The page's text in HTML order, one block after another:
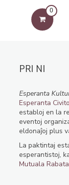
0
PRI NI
Esperanta
Esperanta Civito
establoj en la
eventoj
eldonaĵoj plus
La paktintaj
esperantistoj,
Mutuala